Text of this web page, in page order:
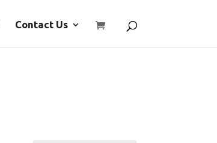
Contact Us